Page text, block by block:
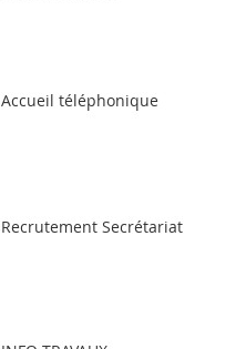
Accueil téléphonique
Recrutement Secrétariat